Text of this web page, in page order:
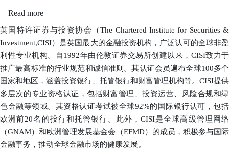
Read more
THE
CHARTERED
INSTITUTE
FOR
SECURITIES
&
INVESTMENT
(CISI)
英国特许证券与投资协会（The Chartered Institute for Securities &
Investment,CISI）是英国最大的金融投资机构，广泛认可的全球非盈
利性专业机构。自1992年由伦敦证券交易所创建以来，CISI致力于
推广最高标准的行业规范和诚信准则。其认证会员遍布全球100多个
国家和地区，涵盖投资银行、托管银行和财富管理机构等。CISI提供
多层次的专业资格认证，包括财富管理、投资运营、风险合规和绿
色金融等领域。其资格认证考试被全球92%的国际银行认可，包括
欧洲前20名的投行和托管银行。此外，CISI是全球高级管理网络
（GNAM）和欧洲管理发展基金会（EFMD）的成员，积极参与国际
金融事务，推动全球金融市场的健康发展。